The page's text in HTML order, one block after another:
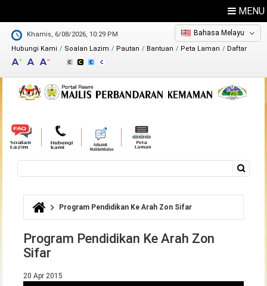
MENU
Khamis, 6/08/2026, 10:29 PM
Hubungi Kami
Maklum Balas
Direktori
Soalan Lazim Pautan Bantuan Peta Laman Daftar
Bahasa Melayu
Borang carian
Anda di siniProgram Pendidikan Ke Arah Zon Sifar
Program Pendidikan Ke Arah Zon
Sifar
20 Apr 2015